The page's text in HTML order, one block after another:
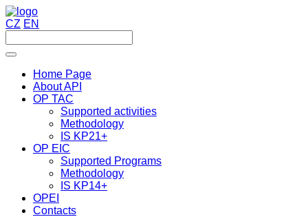
CZ EN
Home Page
About API
OP TAC
Supported activities
Methodology
IS KP21+
OP EIC
Supported Programs
Methodology
IS KP14+
OPEI
Contacts